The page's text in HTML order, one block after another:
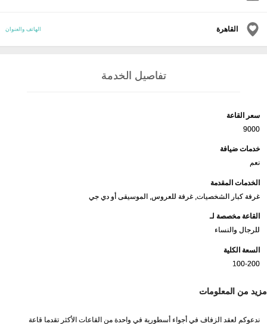
القاهرة الهاتف والعنوان
تفاصيل الخدمة
سعر القاعة
9000
خدمات ضيافة
نعم
الخدمات المقدمة
غرفة كبار الشخصيات, غرفة للعروس, الموسيقى أو دي جي
القاعة مخصصة لـ
للرجال والنساء
السعة الكلية
100-200
مزيد من المعلومات
ندعوكم لعقد الزفاف في أجواء أسطورية في واحدة من القاعات الأكثر تقدما قاعة